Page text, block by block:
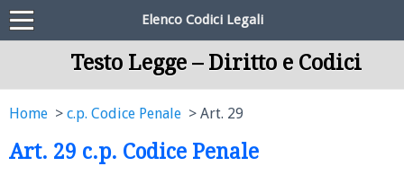
Elenco Codici Legali
Testo Legge – Diritto e Codici
Home c.p. Codice Penale Art. 29
Art. 29 c.p. Codice Penale